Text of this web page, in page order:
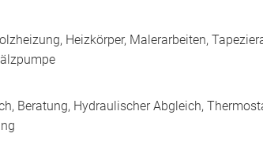
Heizkörper, Malerarbeiten,
Beratung, Hydraulischer Abgleich,